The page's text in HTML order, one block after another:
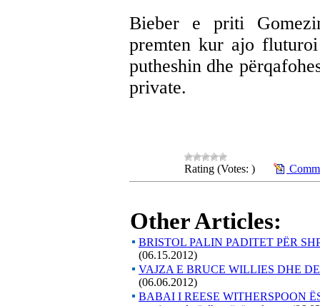
Bieber e priti
premten kur ajo
putheshin dhe
private.
Rating (Votes: )
Other Articles:
BRISTOL PALIN PADITET PËR
(06.15.2012)
VAJZA E BRUCE WILLIES DHE
(06.06.2012)
BABAI I REESE WITHERSPOON